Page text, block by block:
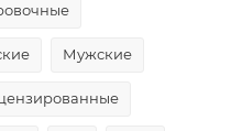
Мужские